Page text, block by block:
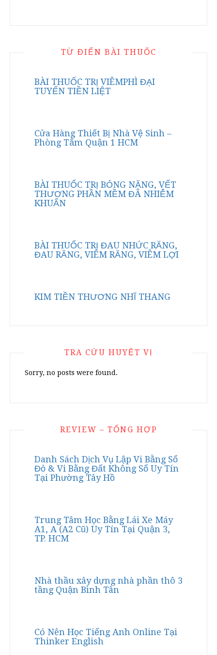
TỪ ĐIỂN BÀI THUỐC
BÀI THUỐC TRỊ VIÊMPHÌ ĐẠI
TUYẾN TIỀN LIỆT
Cửa Hàng Thiết Bị Nhà Vệ Sinh –
Phòng Tắm Quận 1 HCM
BÀI THUỐC TRỊ BỎNG NẶNG, VẾT
THƯƠNG PHẦN MỀM ĐÃ NHIỄM
KHUẨN
BÀI THUỐC TRỊ ĐAU NHỨC RĂNG,
ĐAU RĂNG, VIÊM RĂNG, VIÊM LỢI
KIM TIỀN THƯƠNG NHĨ THANG
TRA CỨU HUYỆT VỊ
Sorry, no posts were found.
REVIEW – TỔNG HỢP
Danh Sách Dịch Vụ Lập Vi Bằng Sổ
Đỏ & Vi Bằng Đất Không Sổ Uy Tín
Tại Phường Tây Hồ
Trung Tâm Học Bằng Lái Xe Máy
A1, A (A2 Cũ) Uy Tín Tại Quận 3,
TP. HCM
Nhà thầu xây dựng nhà phần thô 3
tầng Quận Bình Tân
Có Nên Học Tiếng Anh Online Tại
Thinker English